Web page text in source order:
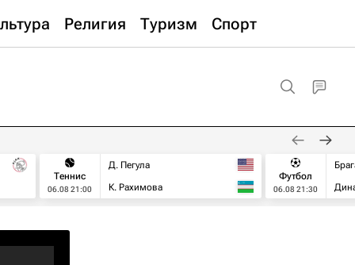
Религия Туризм Спорт
Теннис
06.08 21:00
Д. Пегула
К. Рахимова
Футбол
06.08 21:30